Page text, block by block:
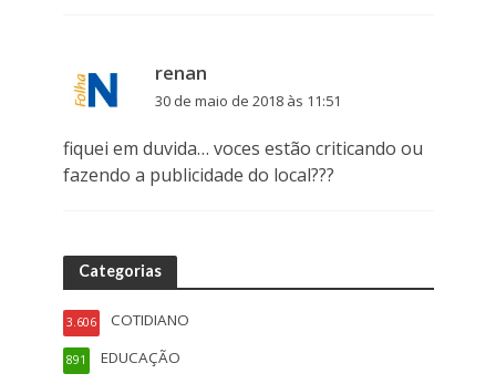
renan
30 de maio de 2018 às 11:51
fiquei em duvida… voces estão criticando ou
fazendo a publicidade do local???
Categorias
COTIDIANO
3.606
EDUCAÇÃO
891